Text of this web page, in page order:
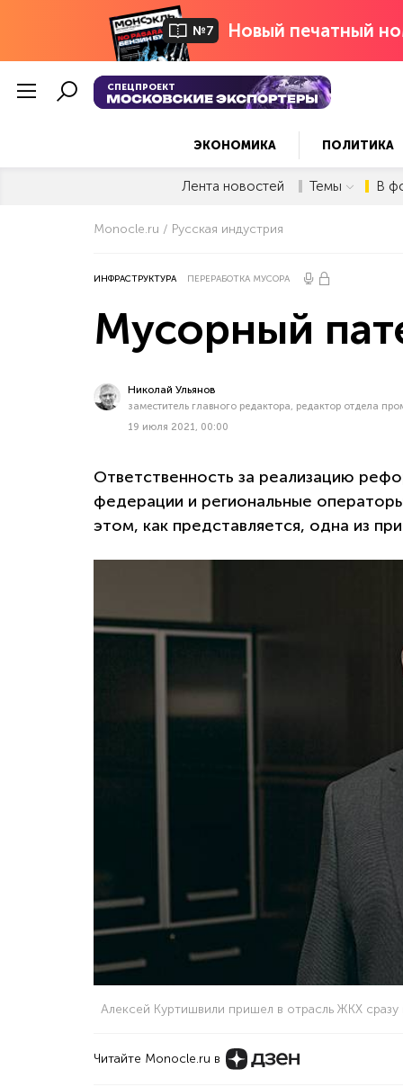
№7 Новый печатный
СПЕЦПРОЕКТ
ЭКОНОМИКА ПОЛИТИКА
Лента новостей Темы В
Monocle.ru Русская индустрия
ИНФРАСТРУКТУРА ПЕРЕРАБОТКА МУСОРА
Мусорный
Николай Ульянов
заместитель главного редактора, редактор отдела
19 июля 2021, 00:00
Ответственность за реализацию
федерации и региональные
этом, как представляется, одна из
Алексей Куртишвили пришел в отрасль ЖКХ сразу
Читайте Monocle.ru в